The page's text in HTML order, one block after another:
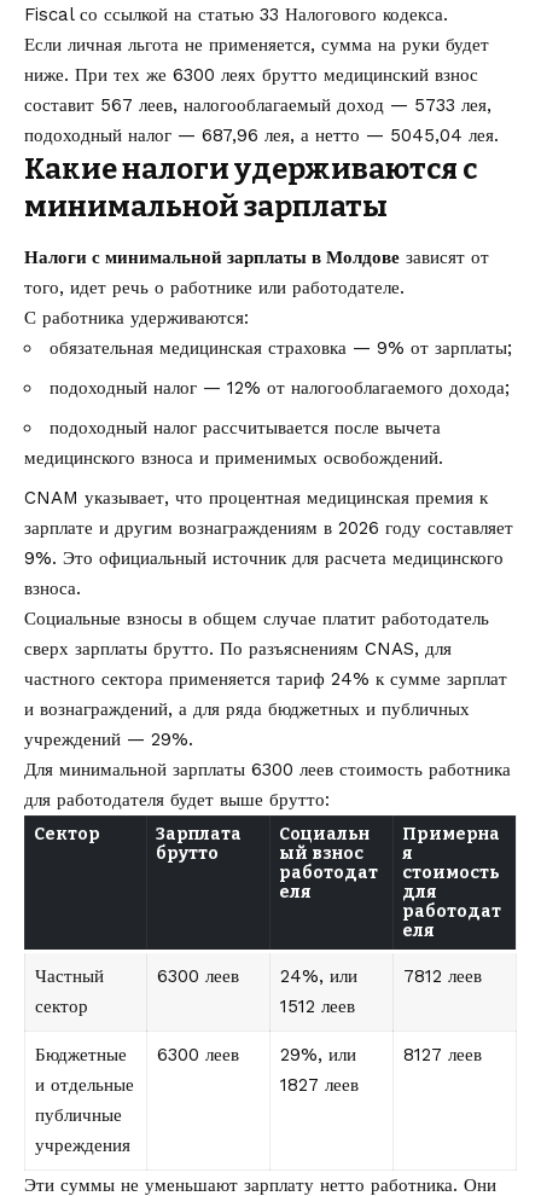
Fiscal со ссылкой на статью 33 Налогового кодекса.
Если личная льгота не применяется, сумма на руки будет
ниже. При тех же 6300 леях брутто медицинский взнос
составит 567 леев, налогооблагаемый доход — 5733 лея,
подоходный налог — 687,96 лея, а нетто — 5045,04 лея.
Какие налоги удерживаются с
минимальной зарплаты
Налоги с минимальной зарплаты в Молдове зависят от
того, идет речь о работнике или работодателе.
С работника удерживаются:
обязательная медицинская страховка — 9% от зарплаты;
подоходный налог — 12% от налогооблагаемого дохода;
подоходный налог рассчитывается после вычета
медицинского взноса и применимых освобождений.
CNAM указывает, что процентная медицинская премия к
зарплате и другим вознаграждениям в 2026 году составляет
9%. Это официальный источник для расчета медицинского
взноса.
Социальные взносы в общем случае платит работодатель
сверх зарплаты брутто. По разъяснениям CNAS, для
частного сектора применяется тариф 24% к сумме зарплат
и вознаграждений, а для ряда бюджетных и публичных
учреждений — 29%.
Для минимальной зарплаты 6300 леев стоимость работника
для работодателя будет выше брутто:
Сектор
Зарплата
брутто
Социальн
ый взнос
работодат
еля
Примерна
я
стоимость
для
работодат
еля
Частный
сектор
6300 леев
24%, или
1512 леев
7812 леев
Бюджетные
и отдельные
публичные
учреждения
6300 леев
29%, или
1827 леев
8127 леев
Эти суммы не уменьшают зарплату нетто работника. Они